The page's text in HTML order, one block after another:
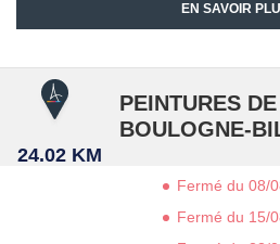
EN SAVOIR
24.02 KM
PEINTURES
BOULOGNE-
Fermé du 08/
Fermé du 15/